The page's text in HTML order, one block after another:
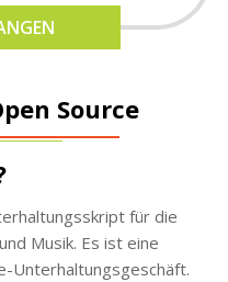
Source
für die
Musik. Es ist eine
Unterhaltungsgeschäft.